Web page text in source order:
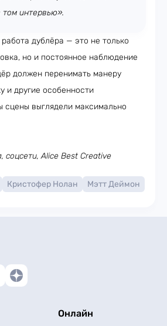
интервью».
дублёра — это не только
но и постоянное наблюдение
должен перенимать манеру
и другие особенности
сцены выглядели максимально
соцсети, Alice Best Creative
Кристофер Нолан Мэтт Деймон
Онлайн